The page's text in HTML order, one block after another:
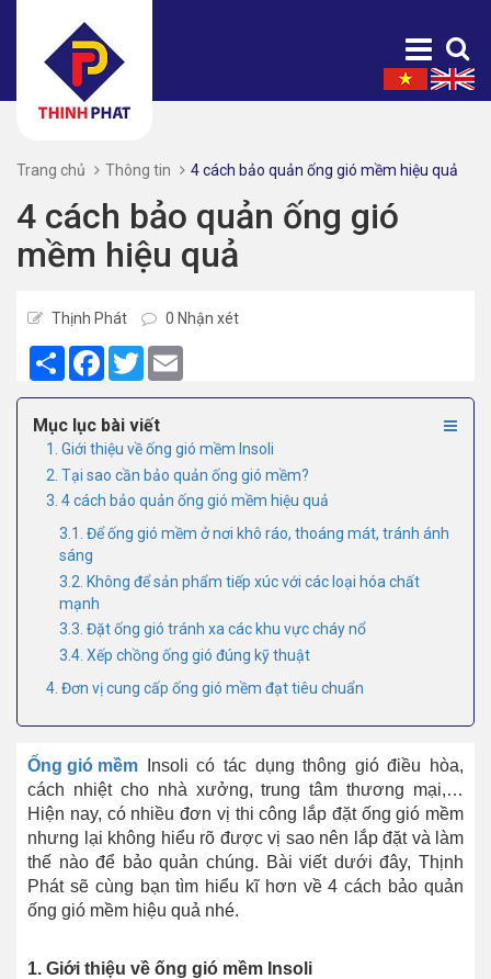
Trang chủ Thông tin 4 cách bảo quản ống gió mềm hiệu quả
4 cách bảo quản ống gió
mềm hiệu quả
Thịnh Phát 0 Nhận xét
Share Facebook
Twitter
Mục lục bài viết
1. Giới thiệu về ống gió mềm Insoli
2. Tại sao cần bảo quản ống gió mềm?
3. 4 cách bảo quản ống gió mềm hiệu quả
3.1. Để ống gió mềm ở nơi khô ráo, thoáng mát, tránh ánh
sáng
3.2. Không để sản phẩm tiếp xúc với các loại hóa chất
mạnh
3.3. Đặt ống gió tránh xa các khu vực cháy nổ
3.4. Xếp chồng ống gió đúng kỹ thuật
4. Đơn vị cung cấp ống gió mềm đạt tiêu chuẩn
Ống gió mềm
Insoli có tác dụng thông gió điều hòa,
cách nhiệt cho nhà xưởng, trung tâm thương mại,…
Hiện nay, có nhiều đơn vị thi công lắp đặt ống gió mềm
nhưng lại không hiểu rõ được vị sao nên lắp đặt và làm
thế nào để bảo quản chúng. Bài viết dưới đây, Thịnh
Phát sẽ cùng bạn tìm hiểu kĩ hơn về 4 cách bảo quản
ống gió mềm hiệu quả nhé.
1. Giới thiệu về ống gió mềm Insoli